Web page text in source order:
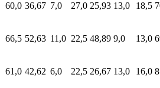
60,0 36,67 7,0 27,0 25,93 13,0 18,5
66,5 52,63 11,0 22,5 48,89 9,0 13,0
61,0 42,62 6,0 22,5 26,67 13,0 16,0